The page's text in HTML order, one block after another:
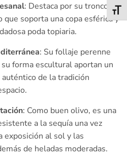
: Destaca por su tronco
soporta una copa esférica y
poda topiaria.
: Su follaje perenne
forma escultural aportan un
de la tradición
: Como buen olivo, es una
a la sequía una vez
exposición al sol y las
de heladas moderadas.